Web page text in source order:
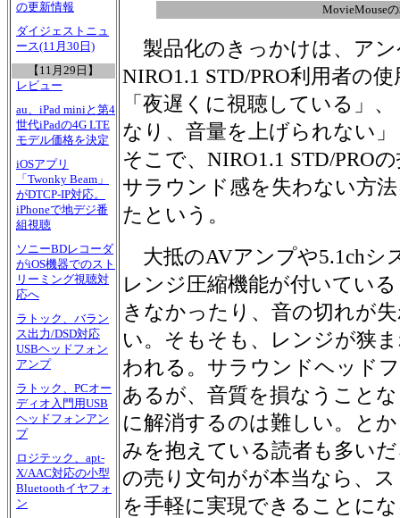
の更新情報
ダイジェストニュ
ース(11月30日)
【11月29日】
レビュー
au、iPad miniと第4
世代iPadの4G LTE
モデル価格を決定
iOSアプリ
「Twonky Beam」
がDTCP-IP対応。
iPhoneで地デジ番
組視聴
ソニーBDレコーダ
がiOS機器でのスト
リーミング視聴対
応へ
ラトック、バラン
ス出力/DSD対応
USBヘッドフォン
アンプ
ラトック、PCオー
ディオ入門用USB
ヘッドフォンアン
プ
ロジテック、apt-
X/AAC対応の小型
Bluetoothイヤフォ
ン
MovieMouse
製品化のきっかけは、ア
NIRO1.1 STD/PRO利用者の
「夜遅くに視聴している」
なり、音量を上げられない
そこで、NIRO1.1 STD/PRO
サラウンド感を失わない方
たという。
大抵のAVアンプや5.1chシ
レンジ圧縮機能が付いてい
きなかったり、音の切れが
い。そもそも、レンジが狭
われる。サラウンドヘッド
あるが、音質を損なうこと
に解消するのは難しい。と
みを抱えている読者も多い
の売り文句がが本当なら、
を手軽に実現できることに